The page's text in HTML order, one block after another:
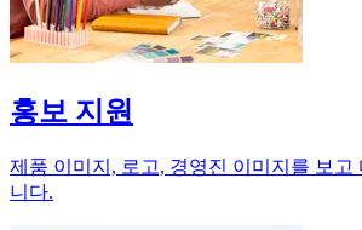
홍보 지원
제품 이미지, 로고, 경영진 이미지를 보고
니다.